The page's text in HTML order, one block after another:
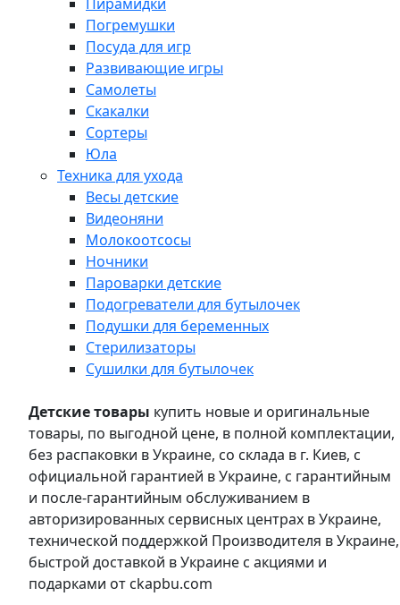
Погремушки
Посуда для игр
Развивающие игры
Самолеты
Скакалки
Сортеры
Юла
Техника для ухода
Весы детские
Видеоняни
Молокоотсосы
Ночники
Пароварки детские
Подогреватели для бутылочек
Подушки для беременных
Стерилизаторы
Сушилки для бутылочек
Детские товары купить новые и оригинальные
товары, по выгодной цене, в полной комплектации,
без распаковки в Украине, со склада в г. Киев, с
официальной гарантией в Украине, с гарантийным
и после-гарантийным обслуживанием в
авторизированных сервисных центрах в Украине,
технической поддержкой Производителя в Украине,
быстрой доставкой в Украине с акциями и
подарками от ckapbu.com